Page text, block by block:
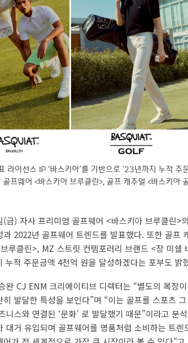
라이선스 IP ‘바스키아’를 기반으로 ’23년까지 누적
프웨어 <바스키아 브루클린>, 골프 캐주얼 <바스키아
금) 자사 프리미엄 골프웨어 <바스키아 브루클린>
과 2022년 골프웨어 트렌드를 발표했다. 또한 골프
루클린>, MZ 스트릿 컨템포러리 브랜드 <장 미쉘
누적 주문금액 4천억 원을 달성하겠다는 포부도 밝
완 CJ ENM 크리에이티브 디렉터는 “별도의 복장
발달한 특성을 보인다”며 “이는 골프를 스포츠
니스와 연결된 ‘문화’ 로 발달했기 때문”이라고 분
대거 유입되며 골프웨어를 명품처럼 소비하는 트